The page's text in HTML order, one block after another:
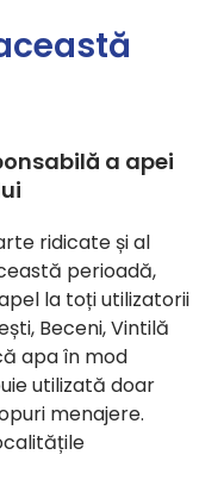
a apei
ridicate și al
perioadă,
la toți utilizatorii
Beceni, Vintilă
apa în mod
utilizată doar
menajere.